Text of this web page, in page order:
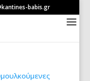
babis.gr